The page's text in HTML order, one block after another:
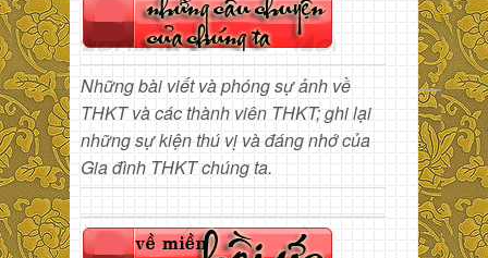
Những bài viết và phóng sự ảnh về
THKT và các thành viên THKT; ghi lại
những sự kiện thú vị và đáng nhớ của
Gia đình THKT chúng ta.